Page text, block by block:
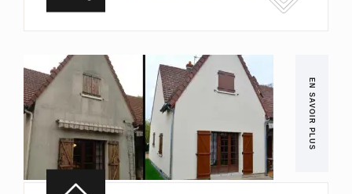
EN SAVOIR PLUS